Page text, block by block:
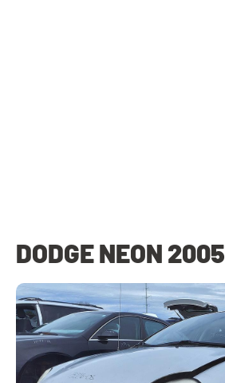
DODGE NEON 2005